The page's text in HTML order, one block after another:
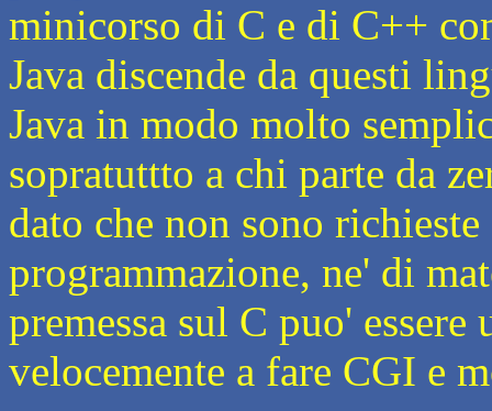
minicorso di C e di C++
Java discende da questi
Java in modo molto
sopratuttto a chi parte da
dato che non sono
programmazione, ne' di
premessa sul C puo'
velocemente a fare CGI e